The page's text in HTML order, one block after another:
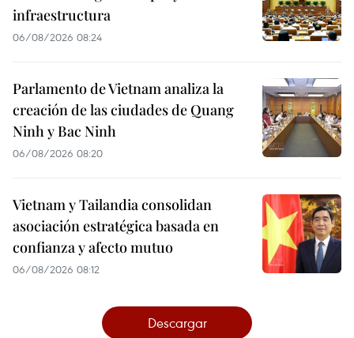
infraestructura
06/08/2026 08:24
Parlamento de Vietnam analiza la
creación de las ciudades de Quang
Ninh y Bac Ninh
06/08/2026 08:20
Vietnam y Tailandia consolidan
asociación estratégica basada en
confianza y afecto mutuo
06/08/2026 08:12
Descargar